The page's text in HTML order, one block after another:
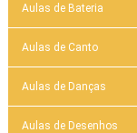
Aulas de Bateria
Aulas de Canto
Aulas de Danças
Aulas de Desenhos